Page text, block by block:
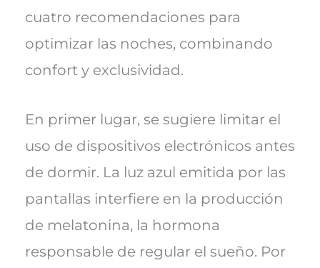
cuatro recomendaciones para
optimizar las noches, combinando
confort y exclusividad.
En primer lugar, se sugiere limitar el
uso de dispositivos electrónicos antes
de dormir. La luz azul emitida por las
pantallas interfiere en la producción
de melatonina, la hormona
responsable de regular el sueño. Por